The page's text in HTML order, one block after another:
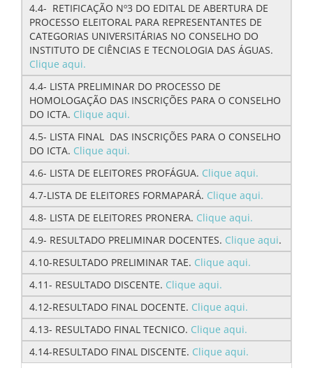
4.4- RETIFICAÇÃO Nº3 DO EDITAL DE ABERTURA DE
PROCESSO ELEITORAL PARA REPRESENTANTES DE
CATEGORIAS UNIVERSITÁRIAS NO CONSELHO DO
INSTITUTO DE CIÊNCIAS E TECNOLOGIA DAS ÁGUAS.
Clique aqui.
4.4- LISTA PRELIMINAR DO PROCESSO DE
HOMOLOGAÇÃO DAS INSCRIÇÕES PARA O CONSELHO
DO ICTA. Clique aqui.
4.5- LISTA FINAL DAS INSCRIÇÕES PARA O CONSELHO
DO ICTA. Clique aqui.
4.6- LISTA DE ELEITORES PROFÁGUA. Clique aqui.
4.7-LISTA DE ELEITORES FORMAPARÁ. Clique aqui.
4.8- LISTA DE ELEITORES PRONERA. Clique aqui.
4.9- RESULTADO PRELIMINAR DOCENTES. Clique aqui.
4.10-RESULTADO PRELIMINAR TAE. Clique aqui.
4.11- RESULTADO DISCENTE. Clique aqui.
4.12-RESULTADO FINAL DOCENTE. Clique aqui.
4.13- RESULTADO FINAL TECNICO. Clique aqui.
4.14-RESULTADO FINAL DISCENTE. Clique aqui.